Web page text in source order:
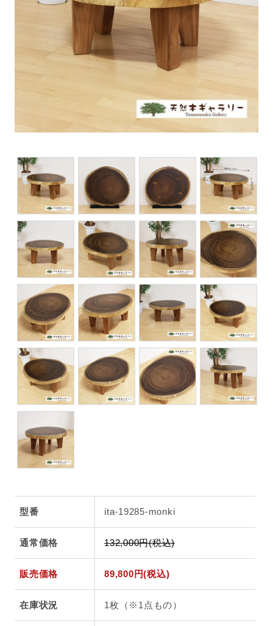
型番 ita-19285-monki
通常価格 132,000円(税込)
販売価格 89,800円(税込)
在庫状況 1枚（※1点もの）